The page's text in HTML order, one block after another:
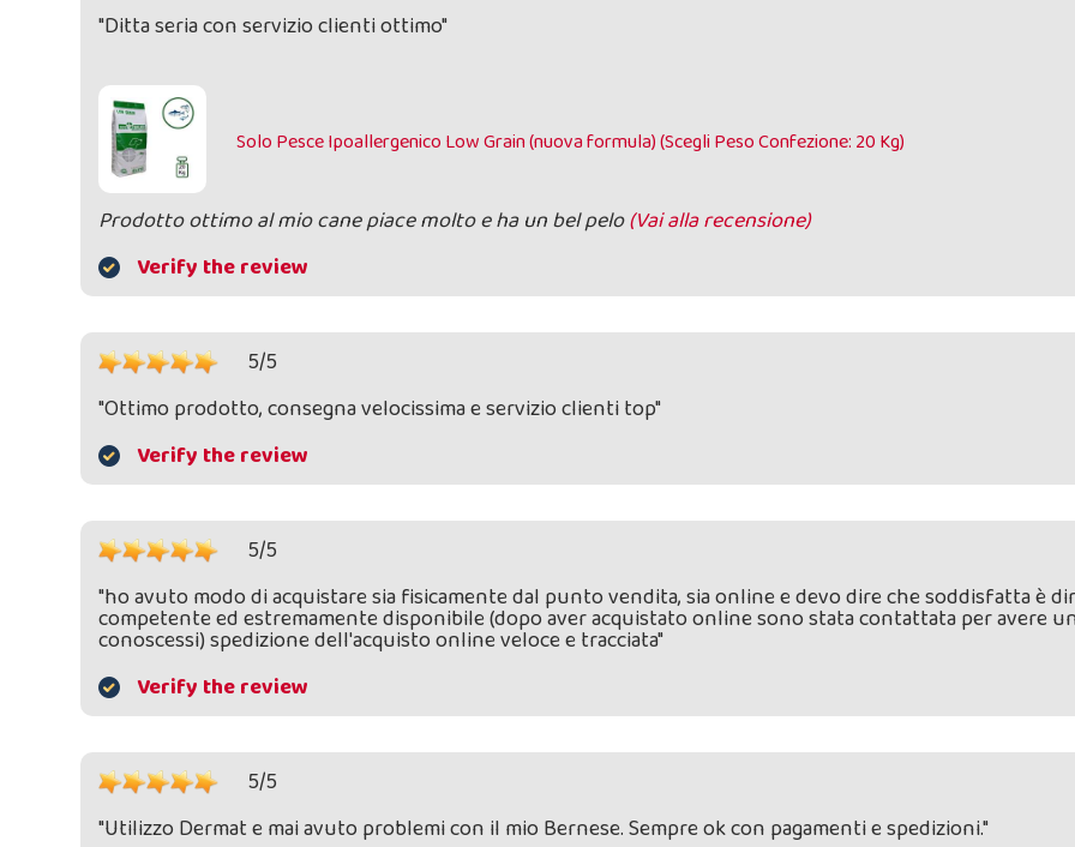
"Ditta seria con servizio clienti ottimo"
Solo Pesce Ipoallergenico Low Grain (nuova formula) (Scegli Peso Confezione: 20 Kg)
Prodotto ottimo al mio cane piace molto e ha un bel pelo(Vai alla recensione)
Verify the review
5/5
"Ottimo prodotto, consegna velocissima e servizio clienti top"
Verify the review
5/5
"ho avuto modo di acquistare sia fisicamente dal punto vendita, sia online e devo dire che soddisfatta è
competente ed estremamente disponibile (dopo aver acquistato online sono stata contattata per avere
conoscessi) spedizione dell'acquisto online veloce e tracciata"
Verify the review
5/5
"Utilizzo Dermat e mai avuto problemi con il mio Bernese. Sempre ok con pagamenti e spedizioni."